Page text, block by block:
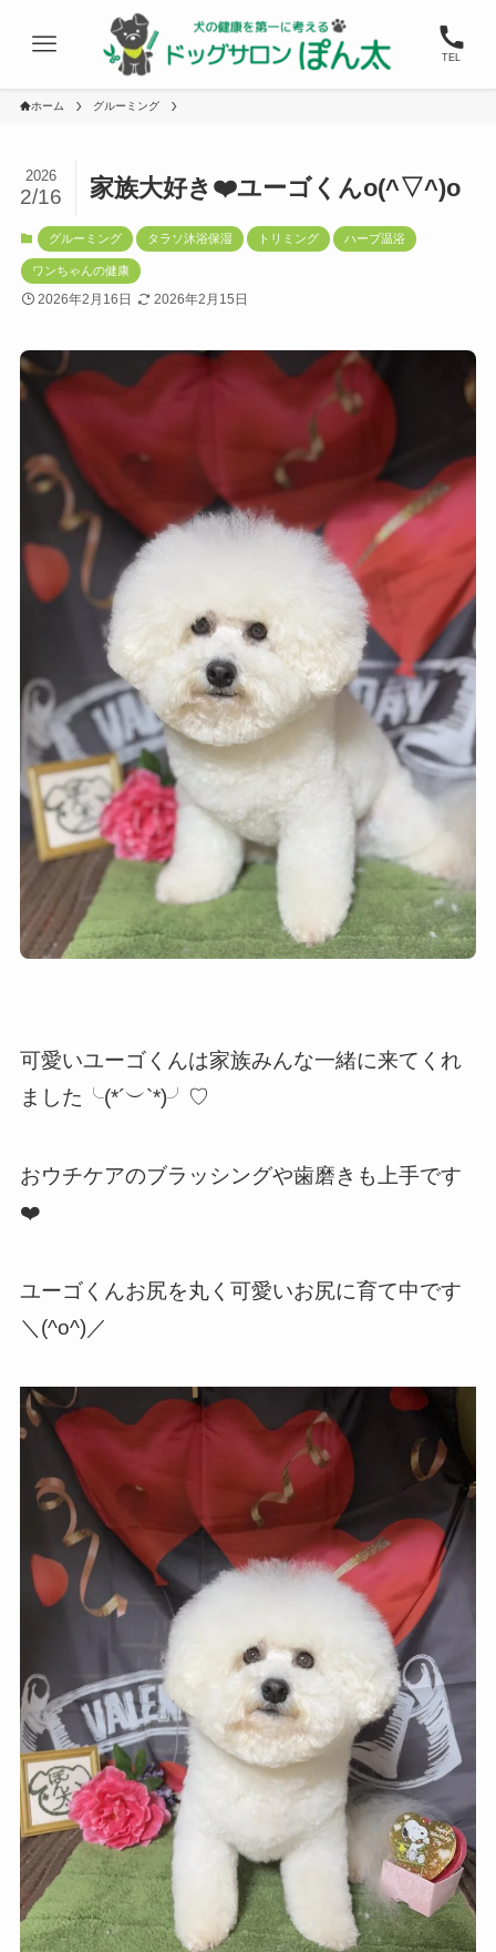
TEL
ホーム グルーミング
家族大好き❤️ユーゴくんo(^▽^)o
2026
2/16
グルーミング タラソ沐浴保湿 トリミング ハーブ温浴
ワンちゃんの健康
2026年2月16日 2026年2月15日
可愛いユーゴくんは家族みんな一緒に来てくれ
ました╰(*´︶`*)╯♡
おウチケアのブラッシングや歯磨きも上手です
❤️
ユーゴくんお尻を丸く可愛いお尻に育て中です
＼(^o^)／